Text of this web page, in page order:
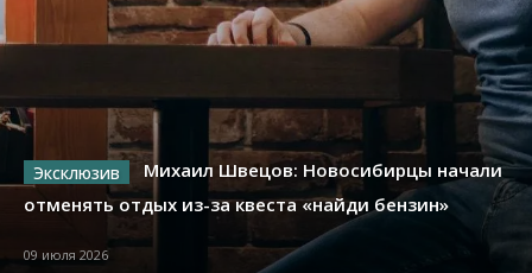
Михаил Швецов: Новосибирцы начали
отменять отдых из-за квеста «найди бензин»
09 июля 2026